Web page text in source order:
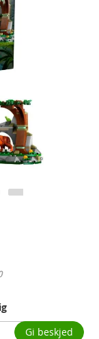
Gi beskjed